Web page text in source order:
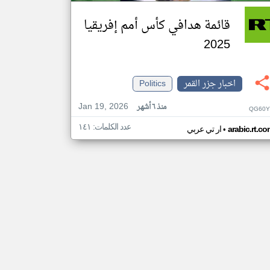
قائمة هدافي كأس أمم إفريقيا
2025
اخبار جزر القمر
Politics
Jan 19, 2026
منذ ٦ أشهر
ار تي عربي• عدد الكلمات: ١٤١